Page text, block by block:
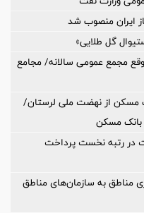
ایران منصوب شد
گل طلایی»
مجمع عمومی سالانه/ مجامع
بانک مسکن از نهضت ملی لرستان/
بانک مسکن
در رتبه نخست پرداخت
مناطق به سازمان‌های مناطق